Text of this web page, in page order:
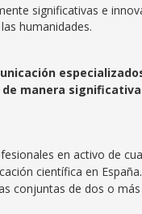
significativas e
humanidades.
manera
en activo de
científica en España.
conjuntas de dos o